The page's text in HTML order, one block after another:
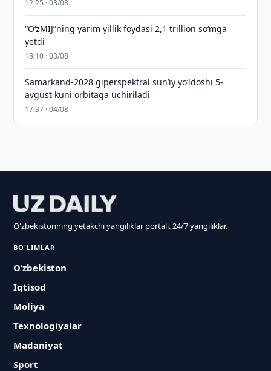
12:25 · 03/08
“O‘zMIJ”ning yarim yillik foydasi 2,1 trillion so‘mga
yetdi
18:10 · 03/08
Samarkand-2028 giperspektral sun’iy yo‘ldoshi 5-
avgust kuni orbitaga uchiriladi
17:37 · 04/08
O'zbekistonning yetakchi yangiliklar portali. 24/7 yangiliklar.
BO'LIMLAR
O‘zbekiston
Iqtisod
Moliya
Texnologiyalar
Madaniyat
Sport